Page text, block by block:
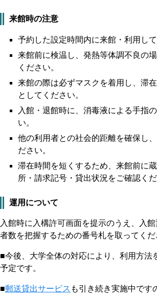
来館時の注意
予約した設定時間内に来館・利用して
来館前に検温し、発熱等体調不良の
ください。
来館の際は必ずマスクを着用し、滞
としてください。
入館・退館時に、消毒液による手指
い。
他の利用者との社会的距離を確保し
ださい。
滞在時間を短くするため、来館前に
所・請求記号・貸出状況をご確認くだ
運用について
入館時に入構許可画面を提示のうえ、入
者数を把握するための番号札を取ってくだ
■今後、大学全体の対応により、利用方法
予定です。
■郵送貸出サービス も引き続き実施中です